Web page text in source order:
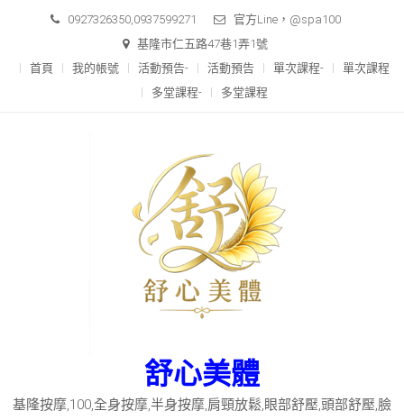
content
0927326350,0937599271
官方Line，@spa100
基隆市仁五路47巷1弄1號
首頁
我的帳號 活動預告- 活動預告 單次課程-
單次課程
多堂課程-
多堂課程
舒心美體
基隆按摩,100,全身按摩,半身按摩,肩頸放鬆,眼部舒壓,頭部舒壓,臉